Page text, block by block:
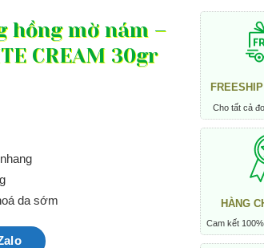
hồng mờ nám –
CREAM 30gr
da sớm
Cho tất cả
HÀNG
Cam kết